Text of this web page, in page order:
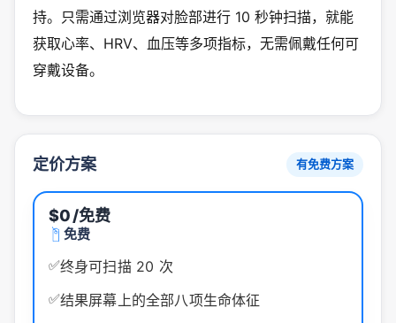
持。只需通过浏览器对脸部进行 10 秒钟扫描，就能
获取心率、HRV、血压等多项指标，无需佩戴任何可
穿戴设备。
定价方案 有免费方案
$0/免费
免费
✅终身可扫描 20 次
✅结果屏幕上的全部八项生命体征